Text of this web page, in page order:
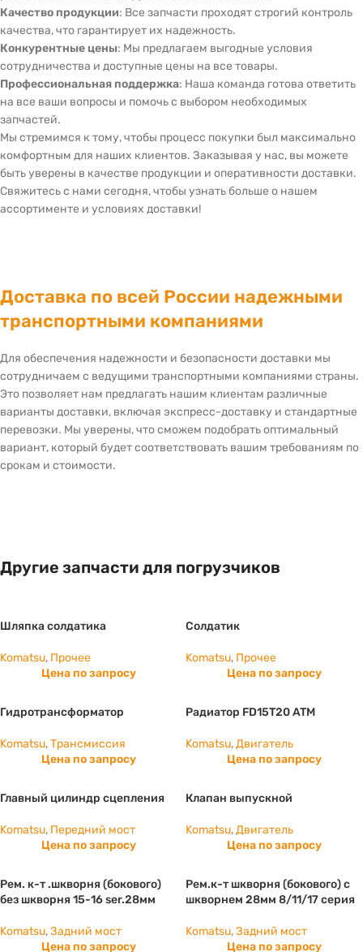
Качество продукции: Все запчасти проходят строгий контроль
качества, что гарантирует их надежность.
Конкурентные цены: Мы предлагаем выгодные условия
сотрудничества и доступные цены на все товары.
Профессиональная поддержка: Наша команда готова ответить
на все ваши вопросы и помочь с выбором необходимых
запчастей.
Мы стремимся к тому, чтобы процесс покупки был максимально
комфортным для наших клиентов. Заказывая у нас, вы можете
быть уверены в качестве продукции и оперативности доставки.
Свяжитесь с нами сегодня, чтобы узнать больше о нашем
ассортименте и условиях доставки!
Доставка по всей России надежными
транспортными компаниями
Для обеспечения надежности и безопасности доставки мы
сотрудничаем с ведущими транспортными компаниями страны.
Это позволяет нам предлагать нашим клиентам различные
варианты доставки, включая экспресс-доставку и стандартные
перевозки. Мы уверены, что сможем подобрать оптимальный
вариант, который будет соответствовать вашим требованиям по
срокам и стоимости.
Другие запчасти для погрузчиков
Шляпка солдатика
Komatsu, Прочее
Цена по запросу
Солдатик
Komatsu, Прочее
Цена по запросу
Гидротрансформатор
Komatsu,Трансмиссия
Цена по запросу
Радиатор FD15T20 ATM
Komatsu,Двигатель
Цена по запросу
Главный цилиндр сцепления
Komatsu, Передний мост
Цена по запросу
Клапан выпускной
Komatsu,Двигатель
Цена по запросу
Рем. к-т .шкворня (бокового)
без шкворня 15-16 ser.28мм
Komatsu,Задний мост
Цена по запросу
Рем.к-т шкворня (бокового) с
шкворнем 28мм 8/11/17 серия
Komatsu,Задний мост
Цена по запросу